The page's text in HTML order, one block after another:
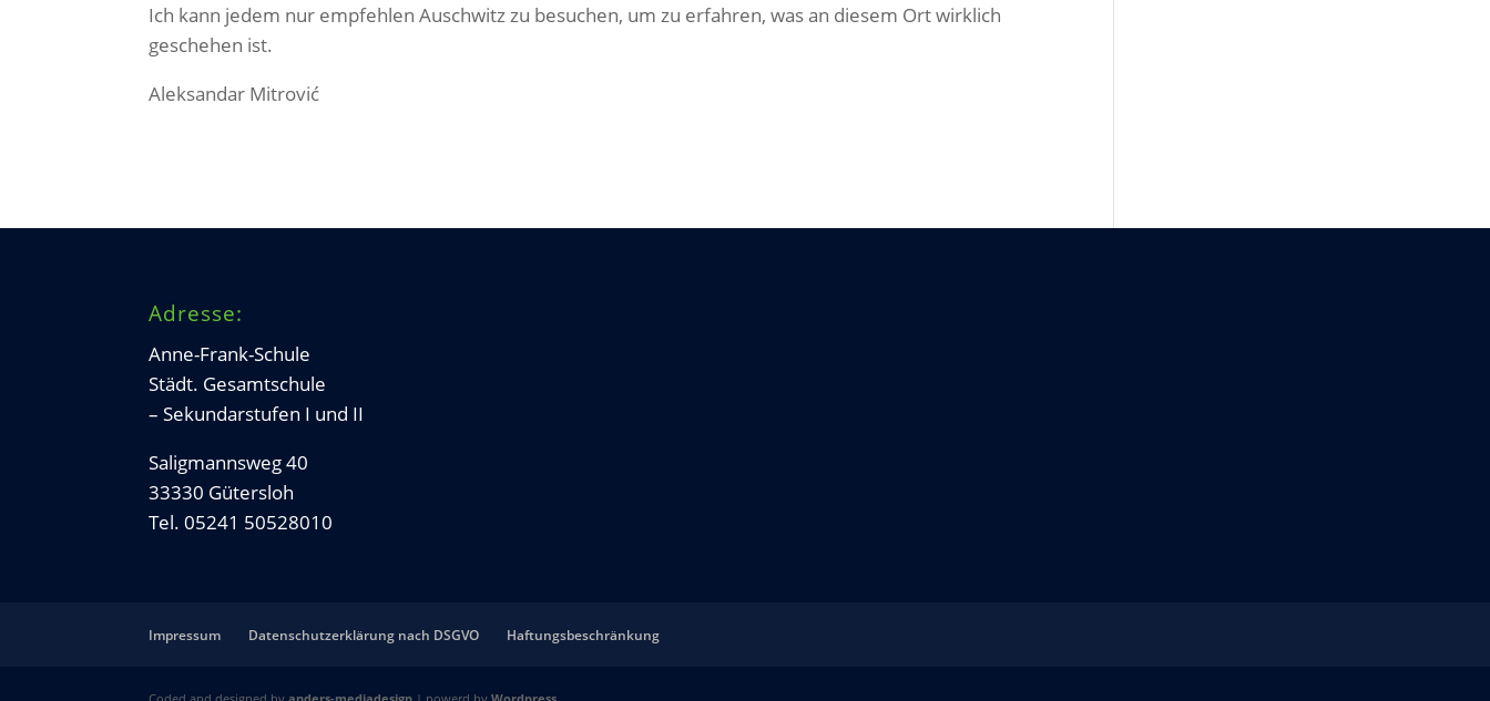
Ich kann jedem nur empfehlen Auschwitz zu besuchen, um zu erfahren, was an diesem Ort wirklich
geschehen ist.
Aleksandar Mitrović
Adresse:
Anne-Frank-Schule
Städt. Gesamtschule
– Sekundarstufen I und II
Saligmannsweg 40
33330 Gütersloh
Tel. 05241 50528010
Impressum Datenschutzerklärung nach DSGVO Haftungsbeschränkung